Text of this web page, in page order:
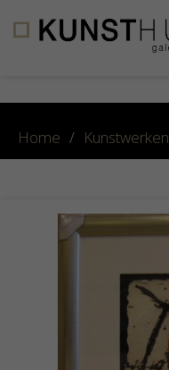
Home / Kunstwerken